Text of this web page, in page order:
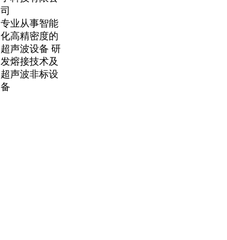
专业从事智能
化高精密度的
超声波设备 研
发熔接技术及
超声波非标设
备